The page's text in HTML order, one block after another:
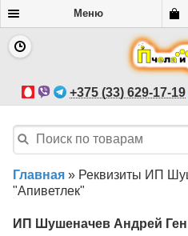
Меню
+375 (33) 629-17-19
Главная » Реквизиты ИП
"Апиветлек"
ИП Шушеначев Андрей